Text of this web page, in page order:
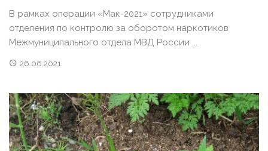
В рамках операции «Мак-2021» сотрудниками
отделения по контролю за оборотом наркотиков
Межмуниципального отдела МВД России ...
26.06.2021